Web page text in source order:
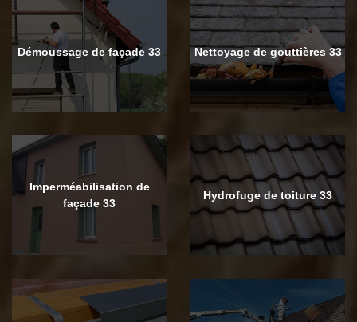
Démoussage de façade 33 Nettoyage de gouttières 33
Imperméabilisation de
façade 33
Hydrofuge de toiture 33